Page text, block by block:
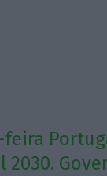
feira